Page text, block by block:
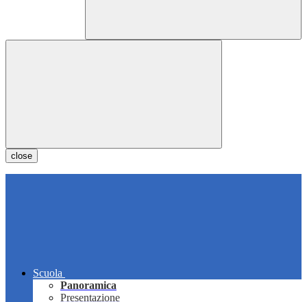
close
Scuola
Panoramica
Presentazione